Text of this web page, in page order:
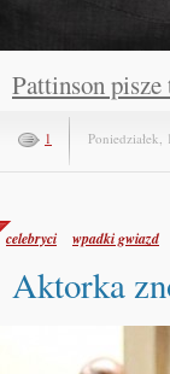
Pattinson pisze
1
celebryci wpadki gwiazd
Aktorka